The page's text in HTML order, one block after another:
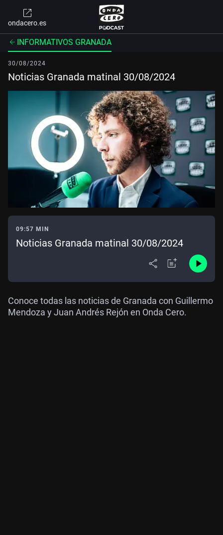
ondacero.es
INFORMATIVOS GRANADA
30/08/2024
Noticias Granada matinal 30/08/2024
09:57 MIN
Noticias Granada matinal 30/08/2024
Conoce todas las noticias de Granada con Guillermo
Mendoza y Juan Andrés Rejón en Onda Cero.